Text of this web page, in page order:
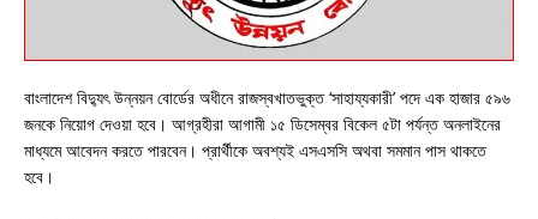
বাংলাদেশ বিদ্যুৎ উন্নয়ন বোর্ডের অধীনে রাজস্বখাতভুক্ত ‘সাহায্যকারী’ পদে এক হাজার ৫৯৬
জনকে নিয়োগ দেওয়া হবে। আগ্রহীরা আগামী ১৫ ডিসেম্বর বিকেল ৫টা পর্যন্ত অনলাইনের
মাধ্যমে আবেদন করতে পারবেন। প্রার্থীকে অবশ্যই এসএসসি অথবা সমমান পাস থাকতে
হবে।